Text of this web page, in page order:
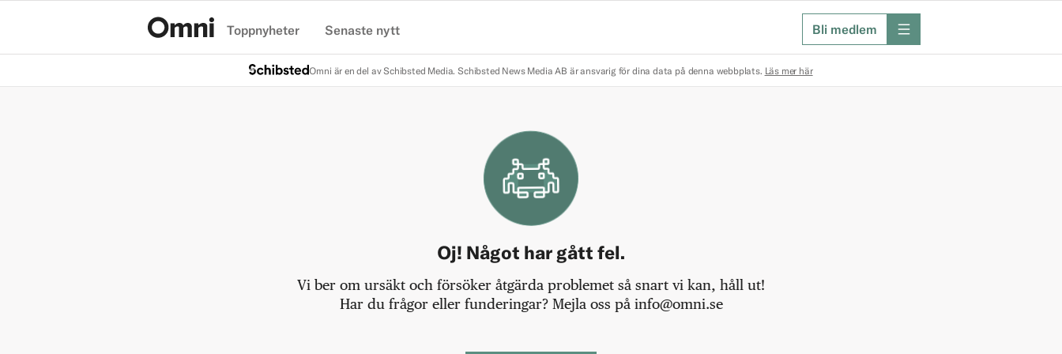
Toppnyheter Senaste nytt Bli medlem meny
Omni är en del av Schibsted Media. Schibsted News Media AB är ansvarig för dina data på denna webbplats. Läs mer här
Oj! Något har gått fel.
Vi ber om ursäkt och försöker åtgärda problemet så snart vi kan, håll ut!
Har du frågor eller funderingar? Mejla oss på info@omni.se